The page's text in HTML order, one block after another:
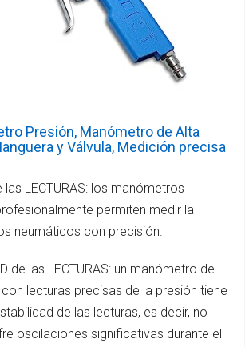
Presión, Manómetro de Alta
y Válvula, Medición precisa
las LECTURAS: los manómetros
permiten medir la
neumáticos con precisión.
de las LECTURAS: un manómetro de
lecturas precisas de la presión tiene
de las lecturas, es decir, no
oscilaciones significativas durante el